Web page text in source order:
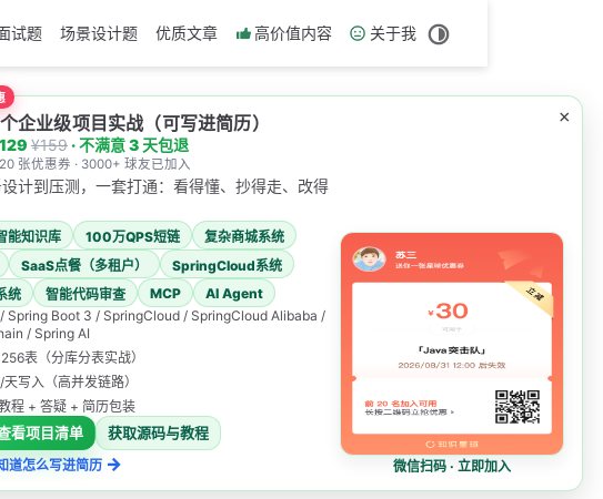
试题 场景设计题 优质文章 高价值内容 关于我
行的?
×
企业级项目实战（可写进简历）
¥159· 不满意 3 天包退
张优惠券 · 3000+ 球友已加入
设计到压测，一套打通：看得懂、抄得走、改得
能知识库 100万QPS短链
复杂商城系统
SaaS点餐（多租户）
SpringCloud系统
统
智能代码审查 MCP
AI Agent
Spring Boot 3 / SpringCloud / SpringCloud Alibaba /
/ Spring AI
表（分库分表实战）
写入（高并发链路）
程 + 答疑 + 简历包装
看项目清单
获取源码与教程
道怎么写进简历 → 微信扫码 · 立即加入